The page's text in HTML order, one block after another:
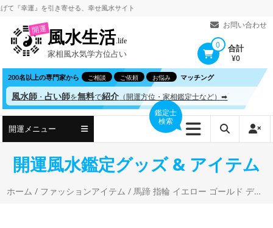
コ
ツ
へ
ス
ッ
運』を引き寄せる、幸せ風水サイト
お問い合わせ
開運風水生活.life
家相風水気学方位占い
0 合計
¥0
200名以上の専門家から ご相談 ご依頼 お悩み マッチング
風水師 ・占い師を無料で紹介 （開運方位・家相鑑定士など）➡
開運メニュー
鑑定士
検索
開運風水鑑定グッズ & アイテム
ホーム / ファッションアイテム / 馬蹄 指輪 イエロー ゴールド デザイン リング ダイヤモンド 馬の蹄 ひづめ 金運 蹄鉄 ホースシュー